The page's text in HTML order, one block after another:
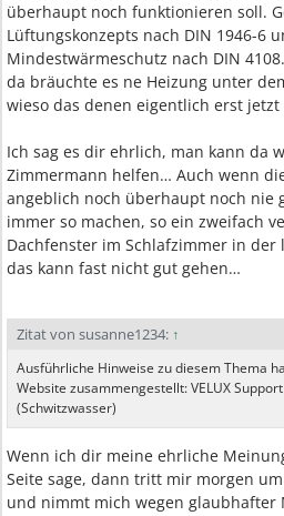
überhaupt noch funktionieren soll.
Lüftungskonzepts nach DIN 1946-6
Mindestwärmeschutz nach DIN
da bräuchte es ne Heizung unter
wieso das denen eigentlich erst
Ich sag es dir ehrlich, man kann da
Zimmermann helfen… Auch wenn
angeblich noch überhaupt noch nie
immer so machen, so ein zweifach
Dachfenster im Schlafzimmer in
das kann fast nicht gut gehen…
Zitat von susanne1234: ↑
Ausführliche Hinweise zu diesem Thema
Website zusammengestellt: VELUX
(Schwitzwasser)
Wenn ich dir meine ehrliche
Seite sage, dann tritt mir morgen
und nimmt mich wegen